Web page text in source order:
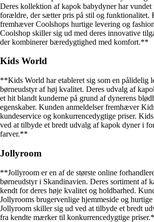
Deres kollektion af kapok babydyner har vundet
forældre, der sætter pris på stil og funktionalitet.
fremhæver Coolshops hurtige levering og
Coolshop skiller sig ud med deres innovative
der kombinerer bæredygtighed med komfort.**
Kids World
**Kids World har etableret sig som en pålidelig
børneudstyr af høj kvalitet. Deres udvalg af
et hit blandt kunderne på grund af dynerens
egenskaber. Kunden anmeldelser fremhæver
kundeservice og konkurrencedygtige priser.
ved at tilbyde et bredt udvalg af kapok dyner i
farver.**
Jollyroom
**Jollyroom er en af de største online
børneudstyr i Skandinavien. Deres sortiment af
kendt for deres høje kvalitet og holdbarhed.
Jollyrooms brugervenlige hjemmeside og
Jollyroom skiller sig ud ved at tilbyde et bredt
fra kendte mærker til konkurrencedygtige